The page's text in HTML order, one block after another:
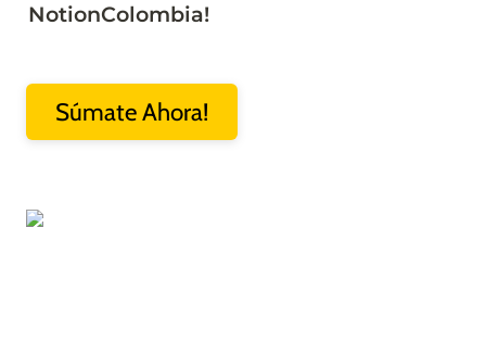
NotionColombia!
Súmate Ahora!